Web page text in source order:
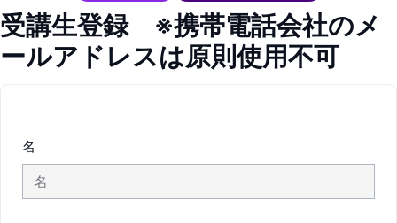
ッ
プ
受講生登録 ※携帯電話会社のメ
ールアドレスは原則使用不可
名